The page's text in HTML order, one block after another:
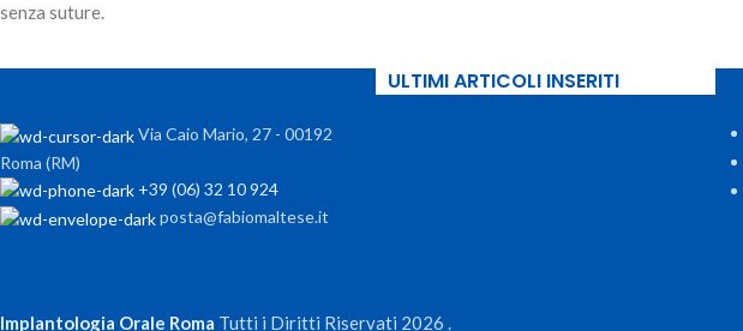
senza suture.
Via Caio Mario, 27 - 00192
Roma (RM)
+39 (06) 32 10 924
posta@fabiomaltese.it
ULTIMI ARTICOLI INSERITI
Implantologia Orale Roma Tutti i Diritti Riservati 2026 .